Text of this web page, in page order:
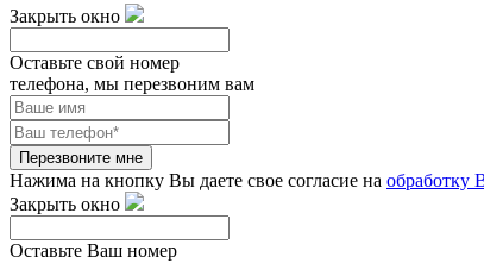
Закрыть окно
Оставьте свой номер
телефона, мы перезвоним вам
Перезвоните мне
Нажима на кнопку Вы даете свое согласие на обработку
Закрыть окно
Оставьте Ваш номер